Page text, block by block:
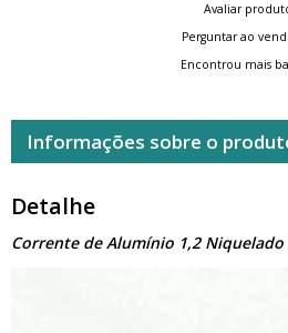
Avaliar
Perguntar ao
Encontrou mais
Informações sobre o
Detalhe
Corrente de Alumínio 1,2